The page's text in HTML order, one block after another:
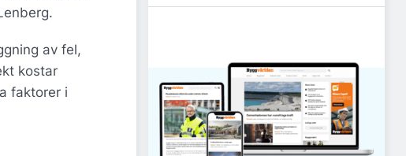
av fel,
kostar
faktorer i